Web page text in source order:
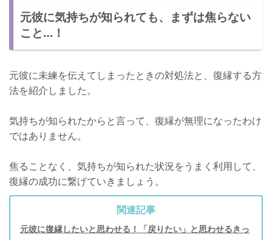
元彼に気持ちが知られても、まずは焦らない
こと…！
元彼に未練を伝えてしまったときの対処法と、復縁する方
法を紹介しました。
気持ちが知られたからと言って、復縁が無理になったわけ
ではありません。
焦ることなく、気持ちが知られた状況をうまく利用して、
復縁の成功に繋げていきましょう。
関連記事
元彼に復縁したいと思わせる！「戻りたい」と思わせるきっ